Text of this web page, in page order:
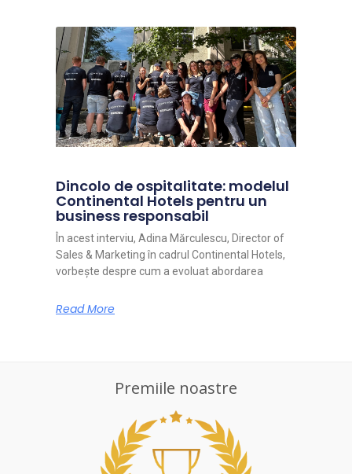
Dincolo de ospitalitate: modelul
Continental Hotels pentru un
business responsabil
În acest interviu, Adina Mărculescu, Director of
Sales & Marketing în cadrul Continental Hotels,
vorbește despre cum a evoluat abordarea
Read More
Premiile noastre